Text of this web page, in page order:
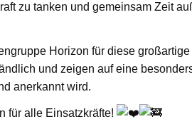
zu tanken und gemeinsam Zeit
Horizon für diese
und zeigen auf eine
anerkannt wird.
für alle Einsatzkräfte!